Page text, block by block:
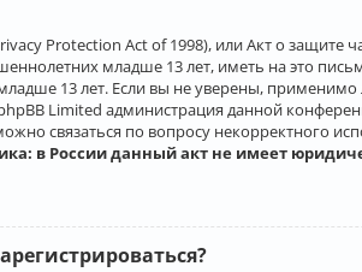
Protection Act of 1998), или Акт о
младше 13 лет, иметь на это
13 лет. Если вы не уверены,
Limited администрация данной
связаться по вопросу некорректного
в России данный акт не имеет